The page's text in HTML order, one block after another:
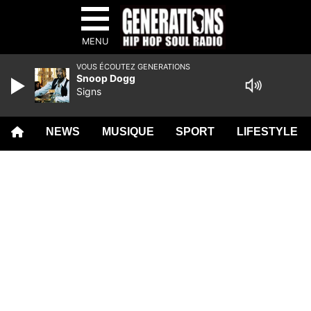
MENU
NEWS MUSIQUE SPORT LIFESTYLE
VOUS ÉCOUTEZ GENERATIONS
Snoop Dogg
Signs